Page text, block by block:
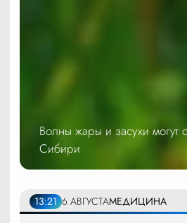
Волны жары и засухи могут
Сибири
13:21 6 АВГУСТАМЕДИЦИНА